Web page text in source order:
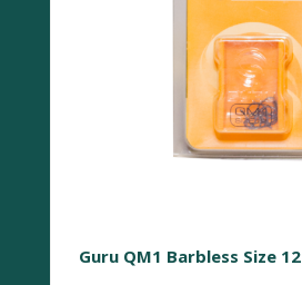
Guru QM1 Barbless Size 12